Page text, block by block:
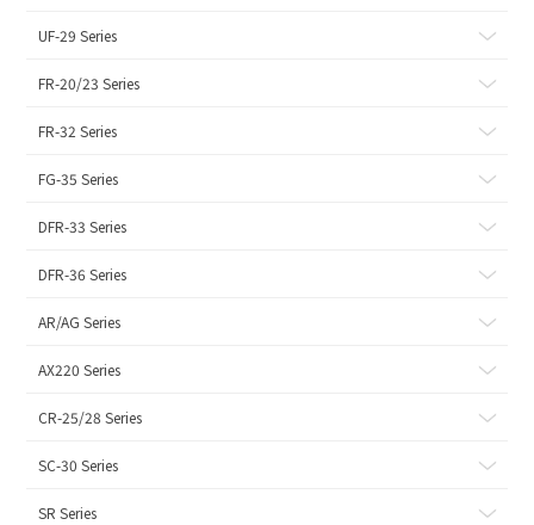
UF-29 Series
FR-20/23 Series
FR-32 Series
FG-35 Series
DFR-33 Series
DFR-36 Series
AR/AG Series
AX220 Series
CR-25/28 Series
SC-30 Series
SR Series